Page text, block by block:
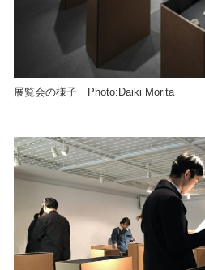
展覧会の様子 Photo:Daiki Morita